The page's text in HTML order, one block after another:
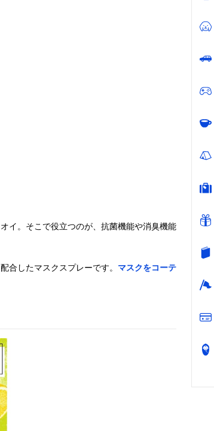
ト・レモンなど
200ml
イ。そこで役立つのが、抗菌機能や消臭機能
合したマスクスプレーです。 マスクをコーテ